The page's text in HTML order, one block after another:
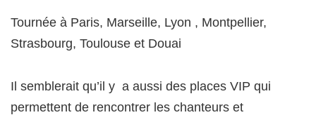
Tournée à Paris, Marseille, Lyon , Montpellier,
Strasbourg, Toulouse et Douai
Il semblerait qu’il y a aussi des places VIP qui
permettent de rencontrer les chanteurs et